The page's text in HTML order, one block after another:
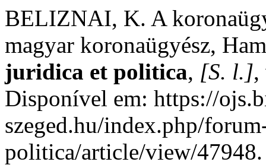
BELIZNAI, K. A
magyar koronaügyész,
juridica et politica, [S. l.],
Disponível em: https://
szeged.hu/index.php/
politica/article/view/47948.